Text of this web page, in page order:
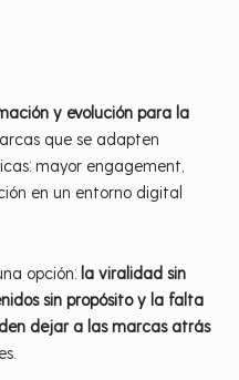
y evolución para la
que se adapten
mayor engagement,
en un entorno digital
opción: la viralidad sin
sin propósito y la falta
dejar a las marcas atrás